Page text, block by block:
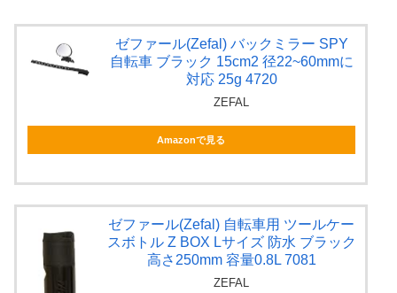
ゼファール(Zefal) バックミラー SPY
自転車 ブラック 15cm2 径22~60mmに
対応 25g 4720
ZEFAL
Amazonで見る
ゼファール(Zefal) 自転車用 ツールケー
スボトル Z BOX Lサイズ 防水 ブラック
高さ250mm 容量0.8L 7081
ZEFAL